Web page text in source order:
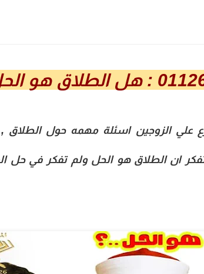
علي الزوجين اسئلة مهمه حول الطلاق
تفكر ان الطلاق هو الحل ولم تفكر في